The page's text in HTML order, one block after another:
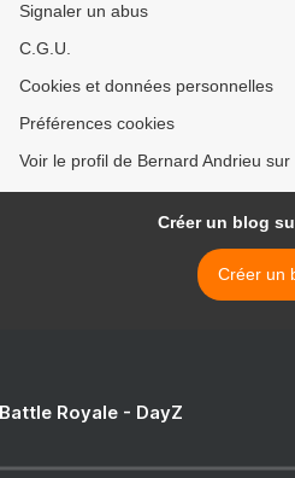
Signaler un abus
C.G.U.
Cookies et données personnelles
Préférences cookies
Voir le profil de Bernard Andrieu
Créer un blog
Créer un
Royale - DayZ